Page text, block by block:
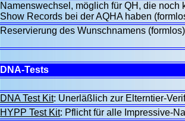
Namenswechsel, möglich für QH, die noch
Show Records bei der AQHA haben
Reservierung des Wunschnamens (formlos)
DNA-Tests
DNA Test Kit: Unerläßlich zur Elterntier-
HYPP Test Kit: Pflicht für alle Impressive-